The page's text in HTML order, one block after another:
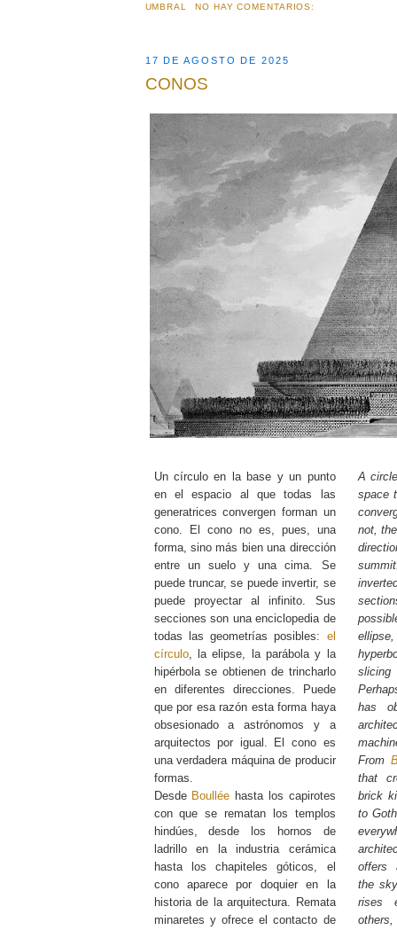
UMBRAL NO HAY COMENTARIOS:
17 DE AGOSTO DE 2025
CONOS
Un círculo en la base y un punto
en el espacio al que todas las
generatrices convergen forman un
cono. El cono no es, pues, una
forma, sino más bien una dirección
entre un suelo y una cima. Se
puede truncar, se puede invertir, se
puede proyectar al infinito. Sus
secciones son una enciclopedia de
todas las geometrías posibles: el
círculo, la elipse, la parábola y la
hipérbola se obtienen de trincharlo
en diferentes direcciones. Puede
que por esa razón esta forma haya
obsesionado a astrónomos y a
arquitectos por igual. El cono es
una verdadera máquina de producir
formas.
Desde Boullée hasta los capirotes
con que se rematan los templos
hindúes, desde los hornos de
ladrillo en la industria cerámica
hasta los chapiteles góticos, el
cono aparece por doquier en la
historia de la arquitectura. Remata
minaretes y ofrece el contacto de
A
space
not,
has
From
that
brick
to
offers
the
rises